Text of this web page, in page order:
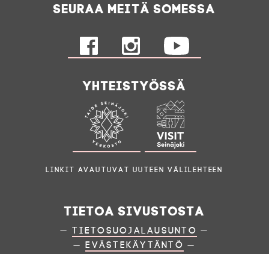
Seuraa meitä somessa
Yhteistyössä
Linkit avautuvat uuteen välilehteen
Tietoa sivustosta
—Tietosuojalausunto —
—Evästekäytäntö —